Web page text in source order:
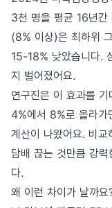
3천 명을 평균 16년간
(8% 이상)은 최하위
15-18% 낮았습니다.
지 벌어졌어요.
연구진은 이 효과를
4%에서 8%로 올라가
계산이 나왔어요. 비
담배 끊는 것만큼 강
다.
왜 이런 차이가 날